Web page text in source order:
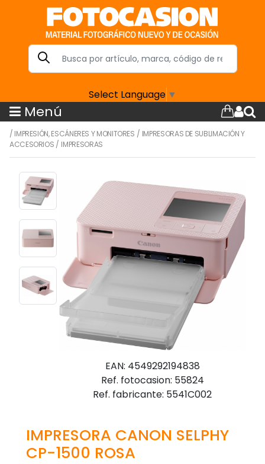
Select Language ▼
Menú
/ IMPRESIÓN, ESCÁNERES Y MONITORES / IMPRESORAS DE SUBLIMACIÓN Y
ACCESORIOS / IMPRESORAS
EAN: 4549292194838
Ref. fotocasion: 55824
Ref. fabricante: 5541C002
IMPRESORA CANON SELPHY
CP-1500 ROSA